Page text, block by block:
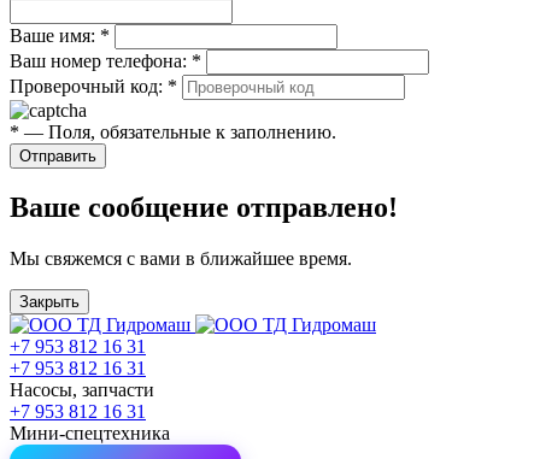
Ваше имя: *
Ваш номер телефона: *
Проверочный код: *
* — Поля, обязательные к заполнению.
Отправить
Ваше сообщение отправлено!
Мы свяжемся с вами в ближайшее время.
Закрыть
+7 953 812 16 31
+7 953 812 16 31
Насосы, запчасти
+7 953 812 16 31
Мини-спецтехника